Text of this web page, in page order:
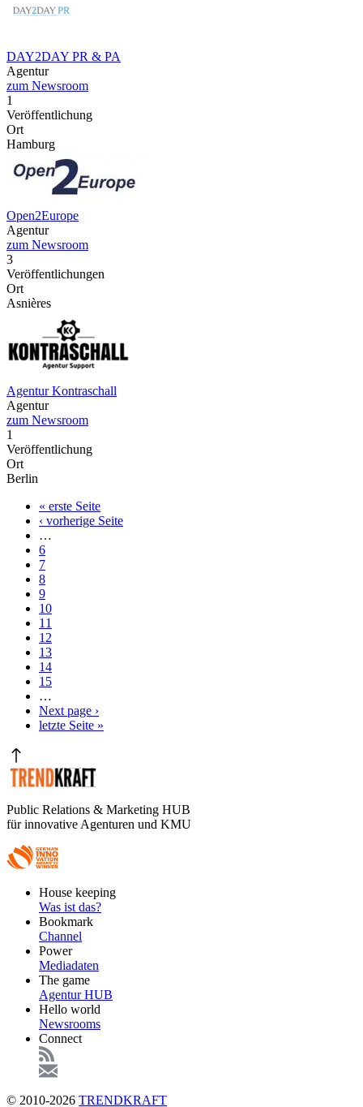
DAY2DAY PR & PA
Agentur
zum Newsroom
1
Veröffentlichung
Ort
Hamburg
Open2Europe
Agentur
zum Newsroom
3
Veröffentlichungen
Ort
Asnières
Agentur Kontraschall
Agentur
zum Newsroom
1
Veröffentlichung
Ort
Berlin
Seitennummerierung
Erste
Seite
« erste Seite
Vorherige
Seite
‹ vorherige Seite
…
Seite
6
Seite
7
Seite
8
Seite
9
Aktuelle
Seite
10
Seite
11
Seite
12
Seite
13
Seite
14
Seite
15
…
Nächste
Seite
Next page ›
Letzte
letzte Seite »
Public Relations & Marketing HUB
für innovative Agenturen und KMU
FooterHouse keeping
Was ist das?
Bookmark
Channel
Power
Mediadaten
The game
Agentur HUB
Hello world
Newsrooms
Connect
© 2010-2026 TRENDKRAFT